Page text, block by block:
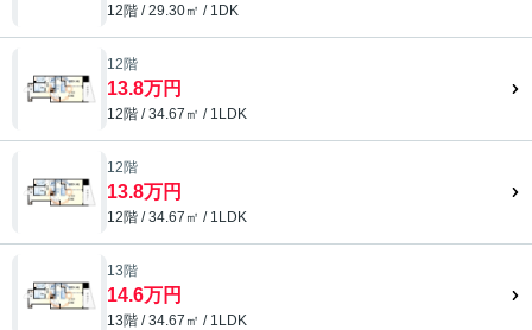
12階 / 29.30㎡ / 1DK
12階
13.8万円
12階 / 34.67㎡ / 1LDK
12階
13.8万円
12階 / 34.67㎡ / 1LDK
13階
14.6万円
13階 / 34.67㎡ / 1LDK